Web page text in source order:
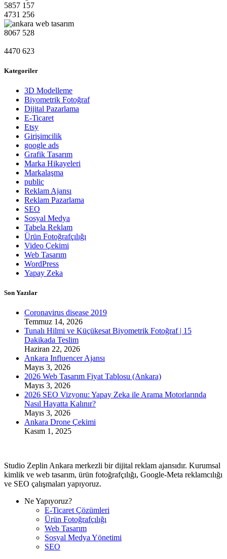
5857 157
4731 256
8067 528
4470 623
Kategoriler
3D Modelleme
Biyometrik Fotoğraf
Dijital Pazarlama
E-Ticaret
Etsy
Girişimcilik
google ads
Grafik Tasarım
Marka Hikayeleri
Markalaşma
public
Reklam Ajansı
Reklam Pazarlama
SEO
Sosyal Medya
Tabela Reklam
Ürün Fotoğrafçılığı
Video Çekimi
Web Tasarım
WordPress
Yapay Zeka
Son Yazılar
Coronavirus disease 2019
Temmuz 14, 2026
Tunalı Hilmi ve Küçükesat Biyometrik Fotoğraf | 15
Dakikada Teslim
Haziran 22, 2026
Ankara Influencer Ajansı
Mayıs 3, 2026
2026 Web Tasarım Fiyat Tablosu (Ankara)
Mayıs 3, 2026
2026 SEO Vizyonu: Yapay Zeka ile Arama Motorlarında
Nasıl Hayatta Kalınır?
Mayıs 3, 2026
Ankara Drone Çekimi
Kasım 1, 2025
Studio Zeplin Ankara merkezli bir dijital reklam ajansıdır. Kurumsal
kimlik ve web tasarım, ürün fotoğrafçılığı, Google-Meta reklamcılığı
ve SEO çalışmaları yapıyoruz.
Ne Yapıyoruz?
E-Ticaret Çözümleri
Ürün Fotoğrafçılığı
Web Tasarım
Sosyal Medya Yönetimi
SEO